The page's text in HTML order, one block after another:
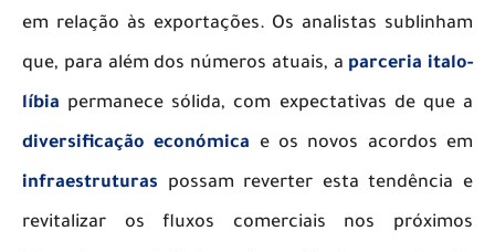
em relação às exportações. Os analistas sublinham
que, para além dos números atuais, a parceria italo-
líbia permanece sólida, com expectativas de que a
diversificação económica e os novos acordos em
infraestruturas possam reverter esta tendência e
revitalizar os fluxos comerciais nos próximos